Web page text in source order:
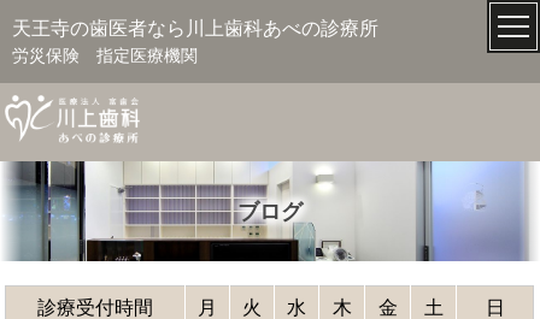
天王寺の歯医者なら川上歯科あべの診療所
労災保険 指定医療機関
ブログ
診療受付時間 月 火 水 木 金 土 日